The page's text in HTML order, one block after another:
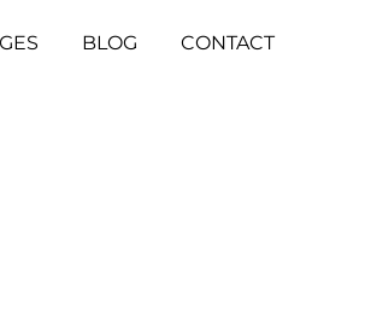
BLOG CONTACT